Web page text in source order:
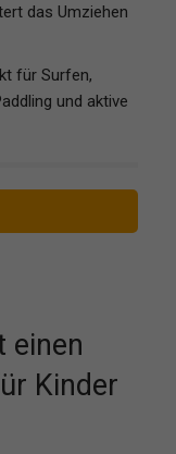
das Umziehen
für Surfen,
und aktive
einen
Kinder